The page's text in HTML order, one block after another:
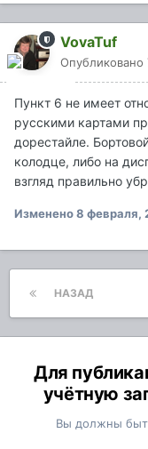
VovaTuf
Опубликовано
Пункт 6 не имеет
русскими картами
дорестайле.
колодце, либо на
взгляд правильно
Изменено8 февраля,
НАЗАД
Для
учётную
Вы должны